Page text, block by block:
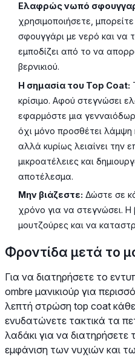
Ελαφρώς νωπό
χρησιμοποιήσετε,
σφουγγάρι με νερό και να
εμποδίζει από το να
βερνικιού.
Η σημασία του Top Coat:
κρίσιμο. Αφού στεγνώσει
εφαρμόστε μια
όχι μόνο προσθέτει λάμψη
αλλά κυρίως λειαίνει την
μικροατέλειες και
αποτέλεσμα.
Μην βιάζεστε: Δώστε σε
χρόνο για να στεγνώσει. Η
μουτζούρες και να
Φροντίδα μετά το
Για να διατηρήσετε το
ombre μανικιούρ για
λεπτή στρώση top coat κάθε
ενυδατώνετε τακτικά τα
λαδάκι για να διατηρήσετε
εμφάνιση των νυχιών και